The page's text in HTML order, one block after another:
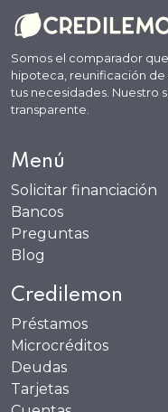
Somos el comparador
hipoteca, reunificación de
tus necesidades. Nuestro
transparente.
Menú
Solicitar financiación
Bancos
Preguntas
Blog
Credilemon
Préstamos
Microcréditos
Deudas
Tarjetas